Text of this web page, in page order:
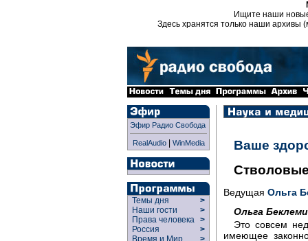
Ищите наши
Здесь хранятся только наши архивы
Эфир Радио Свобода
RealAudio| WinMedia
Темы дня
>
Наши гости
>
Права человека >
Россия
>
Время и Мир
>
Ваше
Ведущая Ольга
Ольга
Это совсем
имеющее